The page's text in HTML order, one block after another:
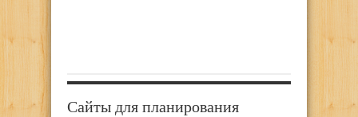
Сайты для планирования